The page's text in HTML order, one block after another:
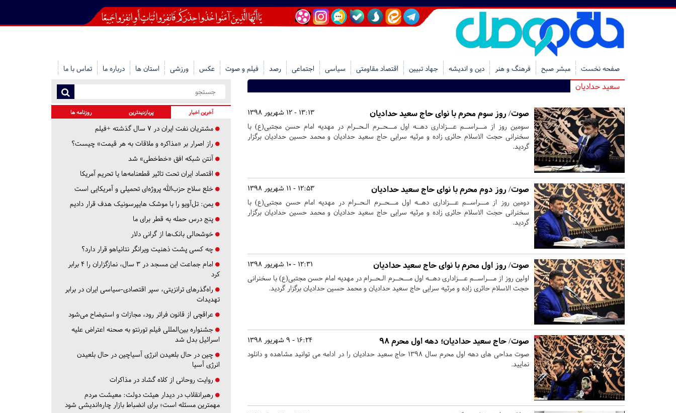
صفحه نخست مبشر صبح فرهنگ و هنر دین و اندیشه جهاد تبیین اقتصاد مقاومتی سیاسی اجتماعی رصد فیلم و صوت عکس ورزشی استان ها درباره ما تماس با ما
سعید حدادیان
13:13 - 12 شهریور 1398 صوت/ روز سوم محرم با نوای حاج سعید حدادیان
سومین روز از مـــراســم عـــزاداری دهــه اول مـــحــرم الـحــرام در مهدیه امام حسن مجتبی(ع) با
سخنرانی حجت الاسلام حائری زاده و مرثیه سرایی حاج سعید حدادیان و محمد حسین حدادیان برگزار
گردید.
12:53 - 11 شهریور 1398 صوت/ روز دوم محرم با نوای حاج سعید حدادیان
دومین روز از مـــراســم عـــزاداری دهــه اول مـــحــرم الـحــرام در مهدیه امام حسن مجتبی(ع) با
سخنرانی حجت الاسلام حائری زاده و مرثیه سرایی حاج سعید حدادیان و محمد حسین حدادیان برگزار
گردید.
12:31 - 10 شهریور 1398 صوت/ روز اول محرم با نوای حاج سعید حدادیان
اولین روز از مـــراســم عـــزاداری دهــه اول مـــحــرم الـحــرام در مهدیه امام حسن مجتبی(ع) با سخنرانی
حجت الاسلام حائری زاده و مرثیه سرایی حاج سعید حدادیان و محمد حسین حدادیان برگزار گردید.
16:24 - 9 شهریور 1398 صوت/ حاج سعید حدادیان؛ دهه اول محرم ۹۸
صوت مداحی های دهه اول محرم سال ۱۳۹۸ حاج سعید حدادیان را در ادامه می توانید مشاهده و دانلود
نمایید.
آخرین اخبار پربازدیدترین روزنامه ها
مشتریان نفت ایران در ۷ سال گذشته +فیلم
راز اصرار بر «مذاکره و ملاقات به هر قیمت» چیست؟
آنتن شبکه افق «خط‌خطی» شد
اقتصاد ایران تحت تاثیر قطعنامه‌ها یا تحریم‌ آمریکا
خلع سلاح حزب‌الله پروژه‌ای تحمیلی و آمریکایی است
یمن: تل‌آویو را با موشک هایپرسونیک هدف قرار دادیم
پنج درس‌ حمله به قطر برای ما
خوشحالی بانک‌ها از گرانی دلار
چه کسی پشت ذهنیت ویرانگر نتانیاهو قرار دارد؟
امام جماعت این مسجد در ۳ سال، نمازگزاران را ۴ برابر
کرد
راه‌گذرهای ترانزیتی، سپر اقتصادی-سیاسی ایران در برابر
تهدیدات
عراقچی از قانون فراتر رود، مجازات و استیضاح می‌شود
جشنواره بین‌المللی فیلم تورنتو به صحنه اعتراض علیه
اسرائیل بدل شد
چین در حال بلعیدن انرژی آسیاچین در حال بلعیدن
انرژی آسیا
روایت روحانی از کلاه گشاد در مذاکرات
رهبرانقلاب در دیدار هیئت دولت: معیشت مردم
مهمترین مسئله است؛ برای انضباط بازار چاره‌اندیشی شود